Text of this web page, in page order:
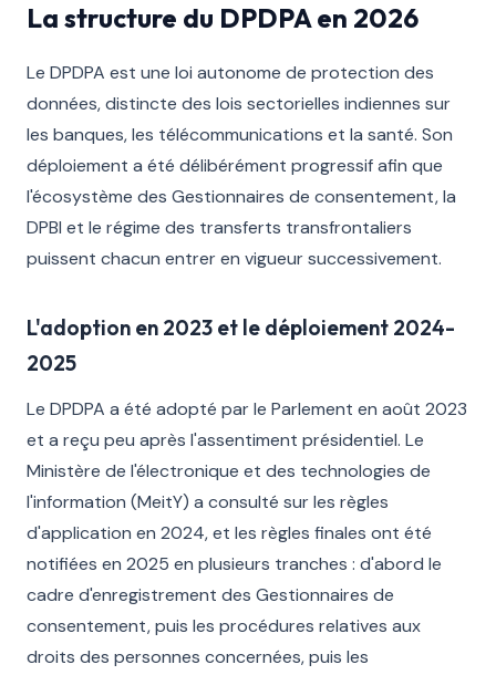
La structure du DPDPA en 2026
Le DPDPA est une loi autonome de protection des
données, distincte des lois sectorielles indiennes sur
les banques, les télécommunications et la santé. Son
déploiement a été délibérément progressif afin que
l'écosystème des Gestionnaires de consentement, la
DPBI et le régime des transferts transfrontaliers
puissent chacun entrer en vigueur successivement.
L'adoption en 2023 et le déploiement 2024-
2025
Le DPDPA a été adopté par le Parlement en août 2023
et a reçu peu après l'assentiment présidentiel. Le
Ministère de l'électronique et des technologies de
l'information (MeitY) a consulté sur les règles
d'application en 2024, et les règles finales ont été
notifiées en 2025 en plusieurs tranches : d'abord le
cadre d'enregistrement des Gestionnaires de
consentement, puis les procédures relatives aux
droits des personnes concernées, puis les